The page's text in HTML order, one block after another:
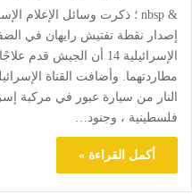
إصدار نقطة تفتيش رايهان في
الإسرائيلية 14 أن
مطاردتهما. وأضافت القناة
فلسطينية ، وجنود…
أكمل القراءة »